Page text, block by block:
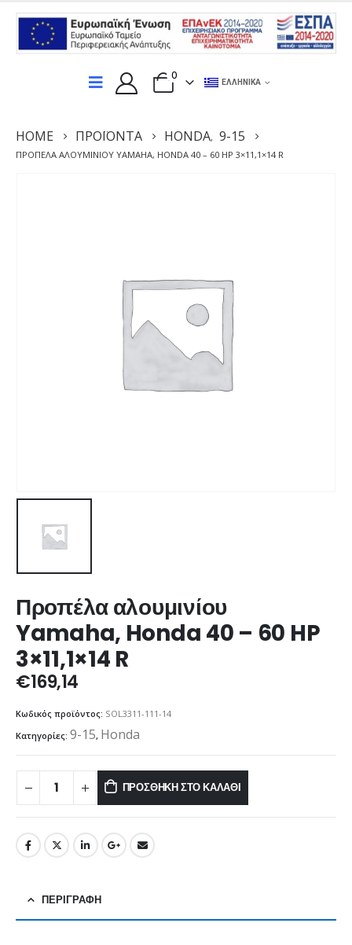
0
ΕΛΛΗΝΙΚΆ
HOME ΠΡΟΪΌΝΤΑ HONDA, 9-15
ΠΡΟΠΈΛΑ ΑΛΟΥΜΙΝΊΟΥ YAMAHA, HONDA 40 – 60 HP 3×11,1×14 R
Προπέλα αλουμινίου
Yamaha, Honda 40 – 60 HP
3×11,1×14 R
€169,14
Κωδικός προϊόντος: SOL3311-111-14
Κατηγορίες: 9-15, Honda
ΠΡΟΣΘΉΚΗ ΣΤΟ ΚΑΛΆΘΙ
ΠΕΡΙΓΡΑΦΉ